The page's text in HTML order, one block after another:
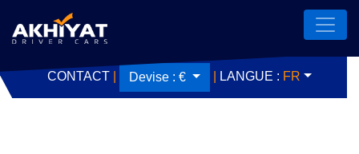
CONTACT Devise :€ LANGUE : FR